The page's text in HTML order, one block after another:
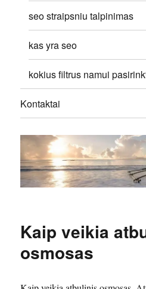
seo straipsniu talpinimas
kas yra seo
kokius filtrus namui
Kontaktai
Kaip veikia
osmosas